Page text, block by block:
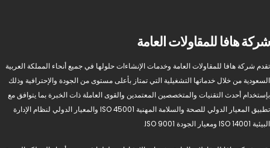
شركة هافا للمقاولات العامة
تقدم شركة هافا للمقاولات العامة وخدمات الإنشاءات حلولها في جميع أنحاء المملكة العربية
السعودية من خلال خدماتها التشغيلية التي تمتاز بأعلى مستوى من الجودة والإحترافية وذلك
بإستخدام أحدث التقنيات والمتخصصين المعتمدين والقوى العاملة ذات الخبرة بما يتوافق مع
تطبيق المعيار الدولي للصحة والسلامة المهنية ISO 45001 والمعيار الدولي لنظام الإدارة
البيئية ISO 14001 ومعيار الجودة ISO 9001.